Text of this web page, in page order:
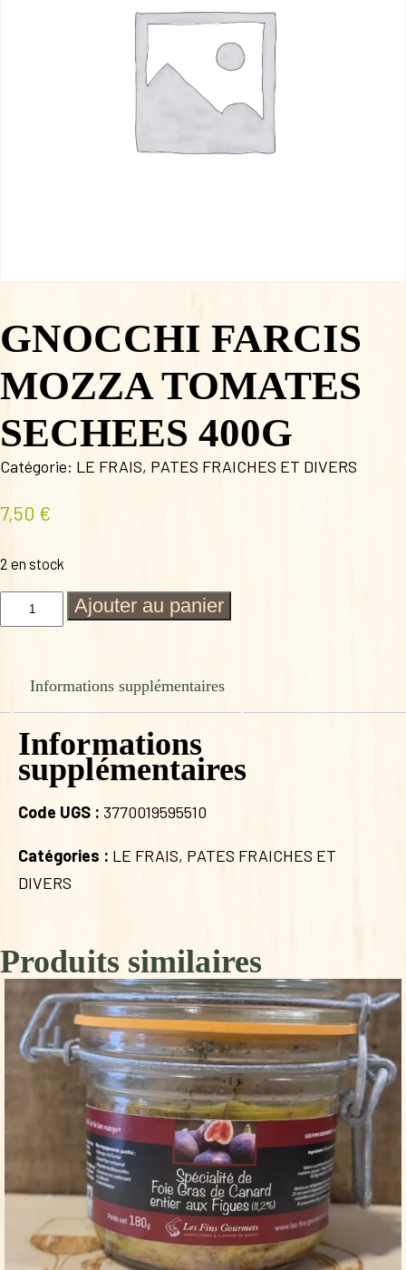
GNOCCHI FARCIS
MOZZA TOMATES
SECHEES 400G
Catégorie: LE FRAIS, PATES FRAICHES ET DIVERS
7,50 €
2 en stock
quantité
MOZZA
TOMATES
SECHEES
400G
Ajouter au panier
Informations supplémentaires
Informations
supplémentaires
Code UGS : 3770019595510
Catégories : LE FRAIS, PATES FRAICHES ET
DIVERS
Produits similaires